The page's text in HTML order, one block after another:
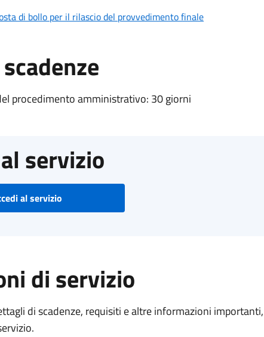
di bollo per il rilascio del provvedimento finale
procedimento amministrativo: 30 giorni
servizio
al servizio
di servizio
di scadenze, requisiti e altre informazioni